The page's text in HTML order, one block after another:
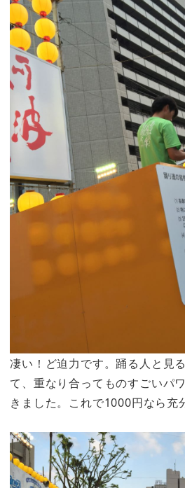
凄い！ど迫力です。踊る人と見
て、重なり合ってものすごいパ
きました。これで1000円なら充